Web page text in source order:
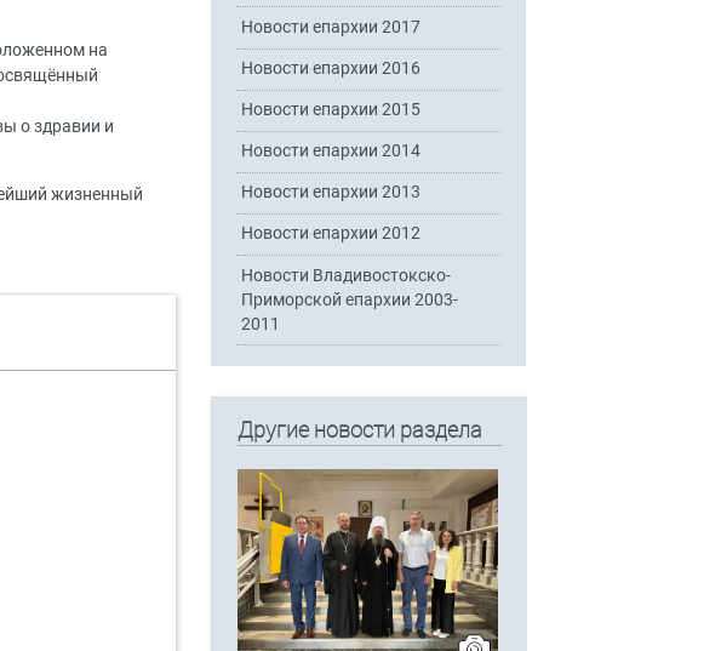
на
о здравии и
жизненный
Новости епархии 2017
Новости епархии 2016
Новости епархии 2015
Новости епархии 2014
Новости епархии 2013
Новости епархии 2012
Новости Владивостокско-
Приморской епархии 2003-
2011
Другие новости раздела